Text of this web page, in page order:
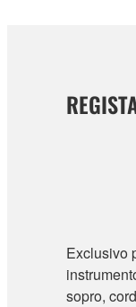
Exclusivo
sopro,